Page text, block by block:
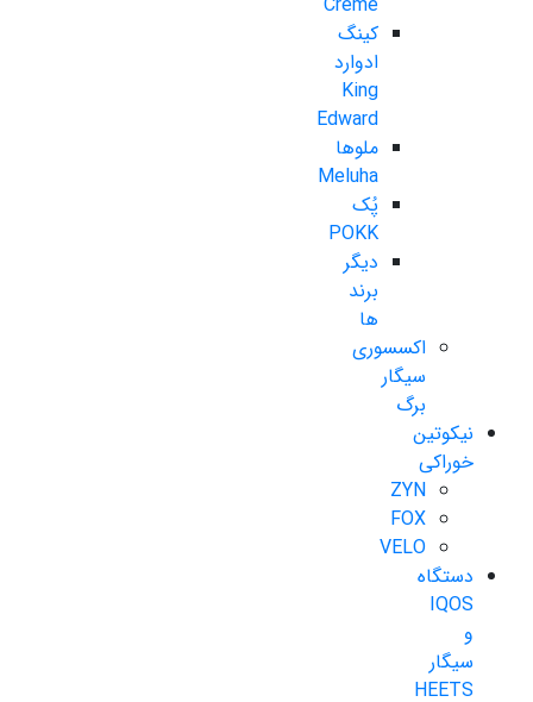
کینگ
ادوارد
King
Edward
ملوها
Meluha
پُک
POKK
دیگر
برند
ها
اکسسوری
سیگار
برگ
نیکوتین
خوراکی
ZYN
FOX
VELO
دستگاه
IQOS
و
سیگار
HEETS